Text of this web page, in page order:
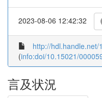
2023-08-06 12:42:32
http://hdl.handle.net/
(info:doi/10.15021/
言及状況